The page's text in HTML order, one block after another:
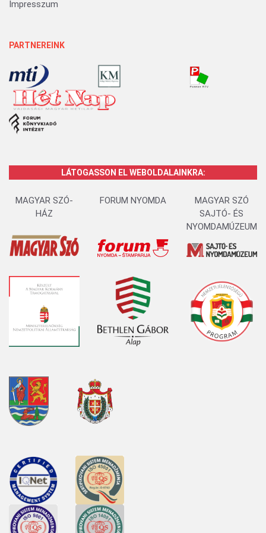
Impresszum
PARTNEREINK
LÁTOGASSON EL WEBOLDALAINKRA:
MAGYAR SZÓ-
HÁZ
FORUM NYOMDA
MAGYAR SZÓ
SAJTÓ- ÉS
NYOMDAMÚZEUM